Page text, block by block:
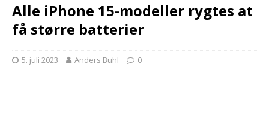
Alle iPhone 15-modeller rygtes at
få større batterier
5. juli 2023 Anders Buhl 0